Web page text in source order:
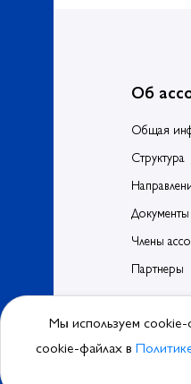
Об
Общая
Структура
Документы
Члены
Партнеры
Мы используем cookie-
cookie-файлах в